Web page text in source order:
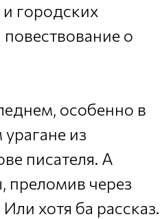
и городских
повествование о
особенно в
из
писателя. А
преломив через
хотя ба рассказ.